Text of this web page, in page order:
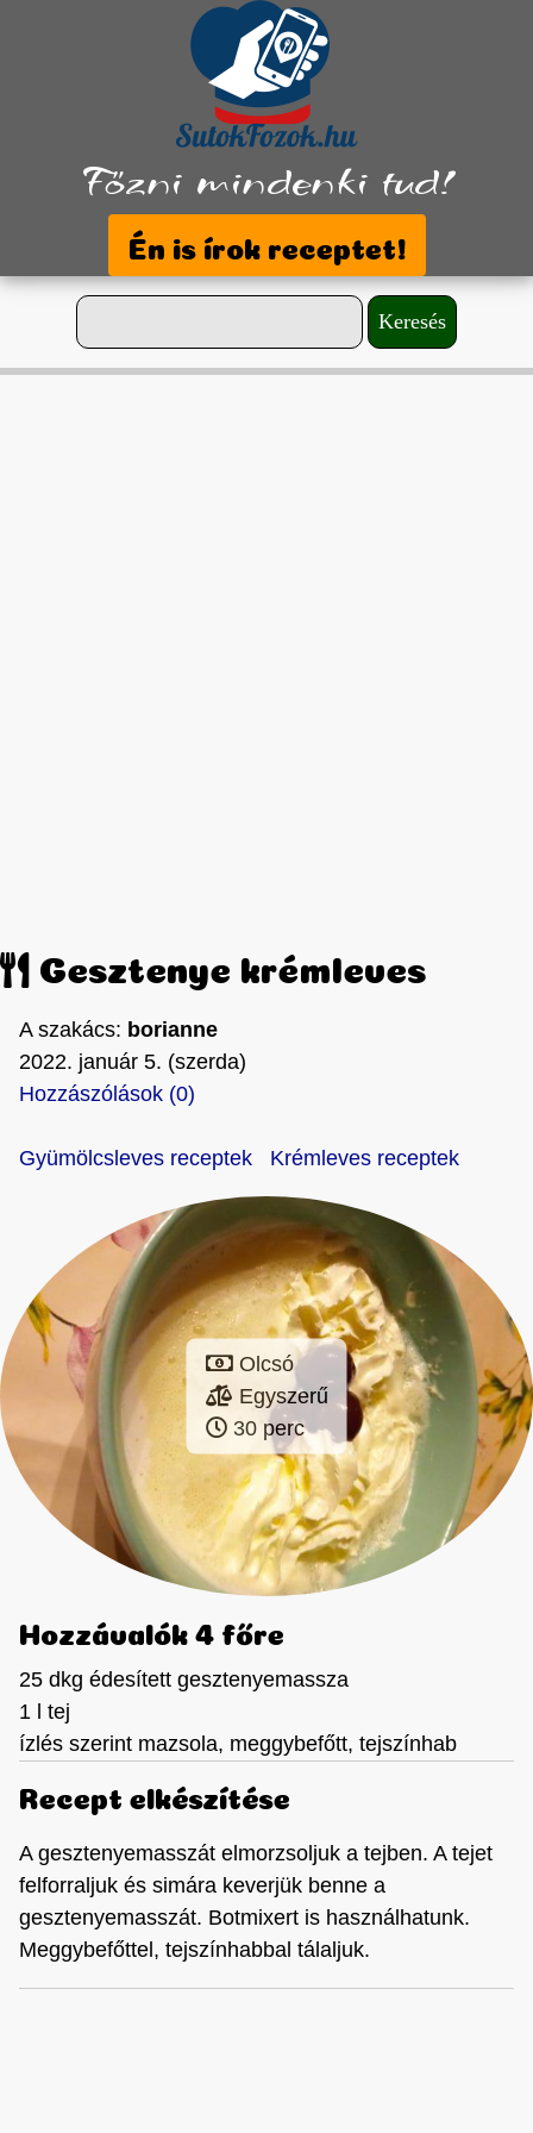
Főzni mindenki tud!
Én is írok receptet!
Gesztenye krémleves
A szakács: borianne
2022. január 5. (szerda)
Hozzászólások (0)
Gyümölcsleves receptek Krémleves receptek
Olcsó
Egyszerű
30 perc
Hozzávalók 4 főre
25 dkg édesített gesztenyemassza
1 l tej
ízlés szerint mazsola, meggybefőtt, tejszínhab
Recept elkészítése
A gesztenyemasszát elmorzsoljuk a tejben. A tejet
felforraljuk és simára keverjük benne a
gesztenyemasszát. Botmixert is használhatunk.
Meggybefőttel, tejszínhabbal tálaljuk.